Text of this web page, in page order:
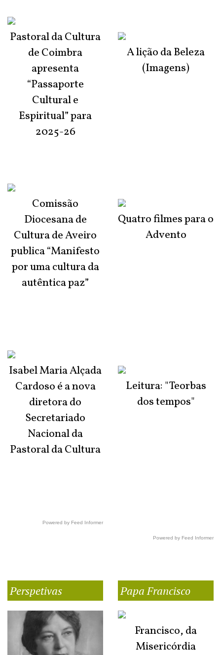
Pastoral da Cultura
de Coimbra
apresenta
“Passaporte
Cultural e
Espiritual” para
2025-26
Comissão
Diocesana de
Cultura de Aveiro
publica “Manifesto
por uma cultura da
autêntica paz”
Isabel Maria Alçada
Cardoso é a nova
diretora do
Secretariado
Nacional da
Pastoral da Cultura
Powered by Feed Informer
A lição da Beleza
(Imagens)
Quatro filmes para o
Advento
Leitura: "Teorbas
dos tempos"
Powered by Feed Informer
Perspetivas Papa Francisco
Francisco, da
Misericórdia